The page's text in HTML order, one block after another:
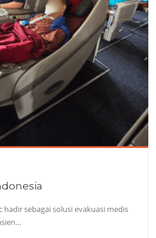
hadir sebagai solusi evakuasi medis